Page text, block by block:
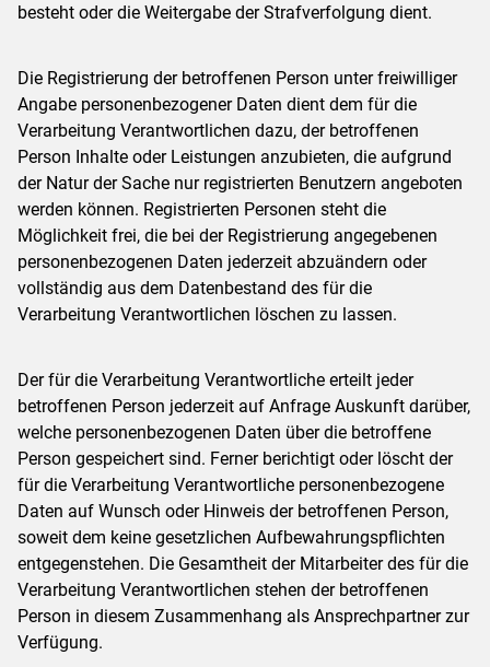
besteht oder die Weitergabe der Strafverfolgung dient.
Die Registrierung der betroffenen Person unter freiwilliger
Angabe personenbezogener Daten dient dem für die
Verarbeitung Verantwortlichen dazu, der betroffenen
Person Inhalte oder Leistungen anzubieten, die aufgrund
der Natur der Sache nur registrierten Benutzern angeboten
werden können. Registrierten Personen steht die
Möglichkeit frei, die bei der Registrierung angegebenen
personenbezogenen Daten jederzeit abzuändern oder
vollständig aus dem Datenbestand des für die
Verarbeitung Verantwortlichen löschen zu lassen.
Der für die Verarbeitung Verantwortliche erteilt jeder
betroffenen Person jederzeit auf Anfrage Auskunft darüber,
welche personenbezogenen Daten über die betroffene
Person gespeichert sind. Ferner berichtigt oder löscht der
für die Verarbeitung Verantwortliche personenbezogene
Daten auf Wunsch oder Hinweis der betroffenen Person,
soweit dem keine gesetzlichen Aufbewahrungspflichten
entgegenstehen. Die Gesamtheit der Mitarbeiter des für die
Verarbeitung Verantwortlichen stehen der betroffenen
Person in diesem Zusammenhang als Ansprechpartner zur
Verfügung.